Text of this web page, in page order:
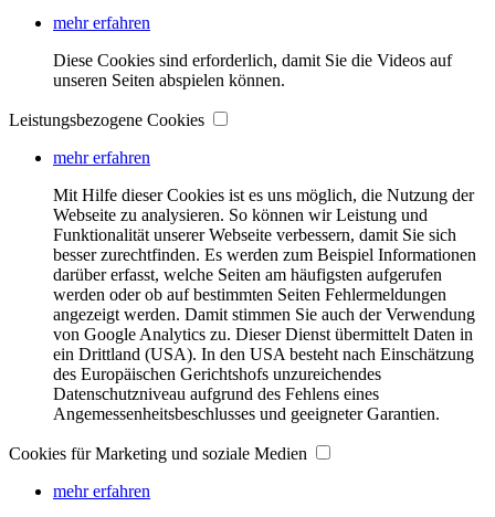
mehr erfahren
Diese Cookies sind erforderlich, damit Sie die Videos auf
unseren Seiten abspielen können.
Leistungsbezogene Cookies
mehr erfahren
Mit Hilfe dieser Cookies ist es uns möglich, die Nutzung der
Webseite zu analysieren. So können wir Leistung und
Funktionalität unserer Webseite verbessern, damit Sie sich
besser zurechtfinden. Es werden zum Beispiel Informationen
darüber erfasst, welche Seiten am häufigsten aufgerufen
werden oder ob auf bestimmten Seiten Fehlermeldungen
angezeigt werden. Damit stimmen Sie auch der Verwendung
von Google Analytics zu. Dieser Dienst übermittelt Daten in
ein Drittland (USA). In den USA besteht nach Einschätzung
des Europäischen Gerichtshofs unzureichendes
Datenschutzniveau aufgrund des Fehlens eines
Angemessenheitsbeschlusses und geeigneter Garantien.
Cookies für Marketing und soziale Medien
mehr erfahren